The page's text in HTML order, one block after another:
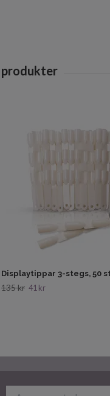
Displaytippar 3-stegs, 50
135 kr 41 kr